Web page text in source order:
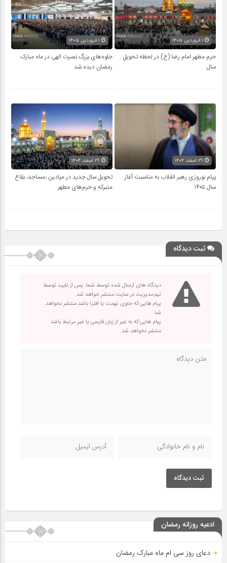
حرم مطهر امام رضا (ع) در لحظه تحویل
سال
جلوه‌های بزرگ نصرت الهی در ماه مبارک
رمضان دیده شد
پیام نوروزی رهبر انقلاب به مناسبت آغاز
سال ۱۴۰۵
تحویل سال‌ جدید در میادین ،مساجد، بقاع
متبرکه‌ و حرم‌های‌ مطهر
ثبت دیدگاه
دیدگاه های ارسال شده توسط شما، پس از تایید توسط
تیم مدیریت در سایت منتشر خواهد شد.
پیام هایی که حاوی تهمت یا افترا باشد منتشر نخواهد
شد.
پیام هایی که به غیر از زبان فارسی یا غیر مرتبط باشد
منتشر نخواهد شد.
ثبت دیدگاه
ادعیه روزانه رمضان
دعای روز سی ام ماه مبارک رمضان